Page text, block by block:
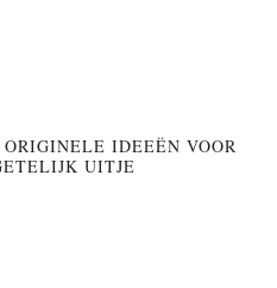
IDEEËN VOOR
UITJE